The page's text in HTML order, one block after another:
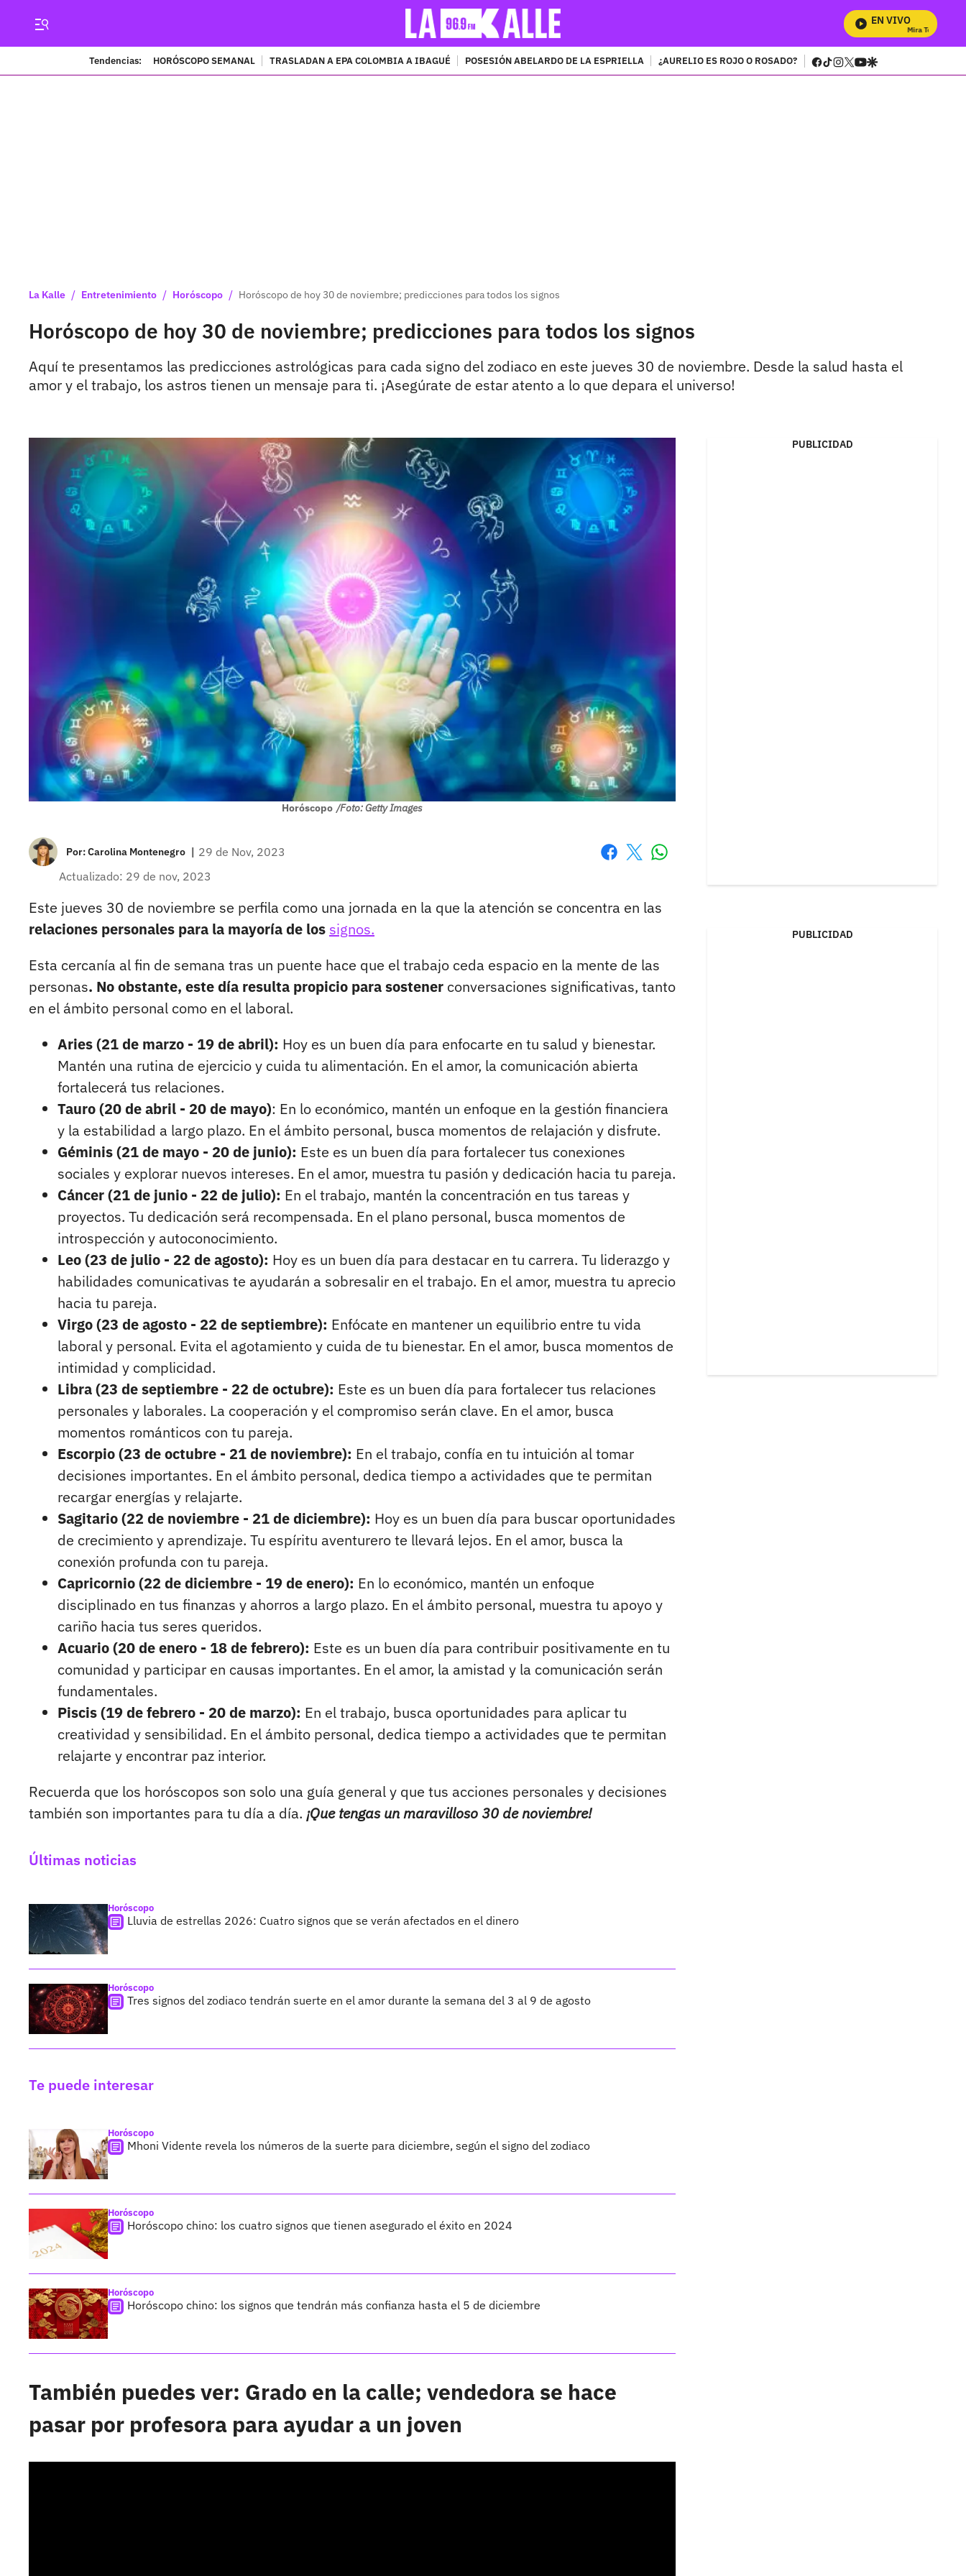
EN VIVO
Mira Todos
Tendencias: HORÓSCOPO SEMANAL TRASLADAN A EPA COLOMBIA A IBAGUÉ POSESIÓN ABELARDO DE LA ESPRIELLA ¿AURELIO ES ROJO O ROSADO? facebook
tiktok
instagram
twitter
youtube
google
La Kalle / Entretenimiento / Horóscopo / Horóscopo de hoy 30 de noviembre; predicciones para todos los signos
Horóscopo de hoy 30 de noviembre; predicciones para todos los signos
Aquí te presentamos las predicciones astrológicas para cada signo del zodiaco en este jueves 30 de noviembre. Desde la salud hasta el
amor y el trabajo, los astros tienen un mensaje para ti. ¡Asegúrate de estar atento a lo que depara el universo!
Horóscopo /Foto: Getty Images
Por:Carolina Montenegro | 29 de Nov, 2023
Actualizado: 29 de nov, 2023
Este jueves 30 de noviembre se perfila como una jornada en la que la atención se concentra en las
relaciones personales para la mayoría de los signos.
Esta cercanía al fin de semana tras un puente hace que el trabajo ceda espacio en la mente de las
personas. No obstante, este día resulta propicio para sostener conversaciones significativas, tanto
en el ámbito personal como en el laboral.
Aries (21 de marzo - 19 de abril): Hoy es un buen día para enfocarte en tu salud y bienestar.
Mantén una rutina de ejercicio y cuida tu alimentación. En el amor, la comunicación abierta
fortalecerá tus relaciones.
Tauro (20 de abril - 20 de mayo): En lo económico, mantén un enfoque en la gestión financiera
y la estabilidad a largo plazo. En el ámbito personal, busca momentos de relajación y disfrute.
Géminis (21 de mayo - 20 de junio): Este es un buen día para fortalecer tus conexiones
sociales y explorar nuevos intereses. En el amor, muestra tu pasión y dedicación hacia tu pareja.
Cáncer (21 de junio - 22 de julio): En el trabajo, mantén la concentración en tus tareas y
proyectos. Tu dedicación será recompensada. En el plano personal, busca momentos de
introspección y autoconocimiento.
Leo (23 de julio - 22 de agosto): Hoy es un buen día para destacar en tu carrera. Tu liderazgo y
habilidades comunicativas te ayudarán a sobresalir en el trabajo. En el amor, muestra tu aprecio
hacia tu pareja.
Virgo (23 de agosto - 22 de septiembre): Enfócate en mantener un equilibrio entre tu vida
laboral y personal. Evita el agotamiento y cuida de tu bienestar. En el amor, busca momentos de
intimidad y complicidad.
Libra (23 de septiembre - 22 de octubre): Este es un buen día para fortalecer tus relaciones
personales y laborales. La cooperación y el compromiso serán clave. En el amor, busca
momentos románticos con tu pareja.
Escorpio (23 de octubre - 21 de noviembre): En el trabajo, confía en tu intuición al tomar
decisiones importantes. En el ámbito personal, dedica tiempo a actividades que te permitan
recargar energías y relajarte.
Sagitario (22 de noviembre - 21 de diciembre): Hoy es un buen día para buscar oportunidades
de crecimiento y aprendizaje. Tu espíritu aventurero te llevará lejos. En el amor, busca la
conexión profunda con tu pareja.
Capricornio (22 de diciembre - 19 de enero): En lo económico, mantén un enfoque
disciplinado en tus finanzas y ahorros a largo plazo. En el ámbito personal, muestra tu apoyo y
cariño hacia tus seres queridos.
Acuario (20 de enero - 18 de febrero): Este es un buen día para contribuir positivamente en tu
comunidad y participar en causas importantes. En el amor, la amistad y la comunicación serán
fundamentales.
Piscis (19 de febrero - 20 de marzo): En el trabajo, busca oportunidades para aplicar tu
creatividad y sensibilidad. En el ámbito personal, dedica tiempo a actividades que te permitan
relajarte y encontrar paz interior.
Recuerda que los horóscopos son solo una guía general y que tus acciones personales y decisiones
también son importantes para tu día a día. ¡Que tengas un maravilloso 30 de noviembre!
Últimas noticias
Horóscopo
Lluvia de estrellas 2026: Cuatro signos que se verán afectados en el dinero
Horóscopo
Tres signos del zodiaco tendrán suerte en el amor durante la semana del 3 al 9 de agosto
Te puede interesar
Horóscopo
Mhoni Vidente revela los números de la suerte para diciembre, según el signo del zodiaco
Horóscopo
Horóscopo chino: los cuatro signos que tienen asegurado el éxito en 2024
Horóscopo
Horóscopo chino: los signos que tendrán más confianza hasta el 5 de diciembre
También puedes ver: Grado en la calle; vendedora se hace
pasar por profesora para ayudar a un joven
PUBLICIDAD
PUBLICIDAD